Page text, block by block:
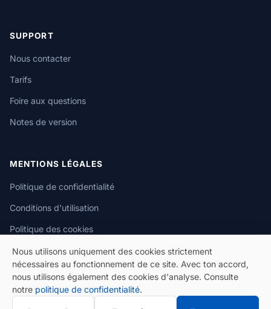
SUPPORT
Nous contacter
Tarifs
Foire aux questions
Notes de version
MENTIONS LÉGALES
Politique de confidentialité
Conditions d'utilisation
Politique des cookies
© 2026 eSeGeCe. Tous droits réservés.
Nous utilisons uniquement des cookies strictement
nécessaires au fonctionnement de ce site. Avec ton accord,
nous utilisons également des cookies d'analyse. Consulte
notre politique de confidentialité.